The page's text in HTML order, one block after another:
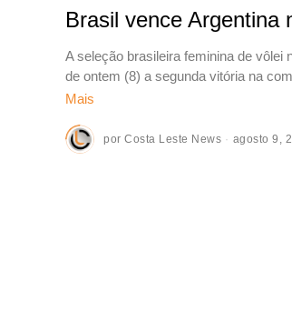
Brasil vence Argentina
A seleção brasileira feminina de vôlei
de ontem (8) a segunda vitória na
Mais
por Costa Leste News agosto 9,